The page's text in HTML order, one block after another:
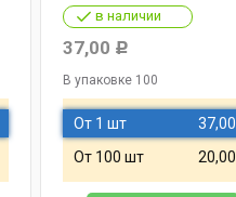
в наличии
37,00 Р
В упаковке 100
От 1 шт 37,00
От 100 шт 20,00